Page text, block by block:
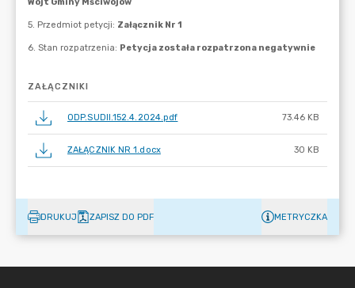
ZAŁĄCZNIKI
ODP.SUDII.152.4.2024.pdf 73.46 KB
ZAŁĄCZNIK NR 1.docx 30 KB
DRUKUJ ZAPISZ DO PDF METRYCZKA